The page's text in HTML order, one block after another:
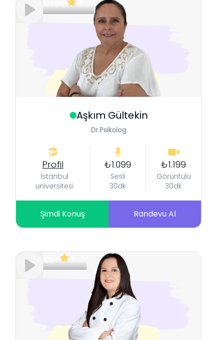
Aşkım Gültekin
Dr.Psikolog
Profil
İstanbul
universitesi
₺1.099
Sesli
30dk
₺1.199
Görüntülü
30dk
Şimdi Konuş Randevu Al